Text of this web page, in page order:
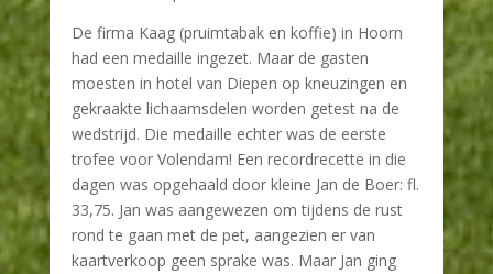
De firma Kaag (pruimtabak en koffie) in Hoorn
had een medaille ingezet. Maar de gasten
moesten in hotel van Diepen op kneuzingen en
gekraakte lichaamsdelen worden getest na de
wedstrijd. Die medaille echter was de eerste
trofee voor Volendam! Een recordrecette in die
dagen was opgehaald door kleine Jan de Boer: fl.
33,75. Jan was aangewezen om tijdens de rust
rond te gaan met de pet, aangezien er van
kaartverkoop geen sprake was. Maar Jan ging